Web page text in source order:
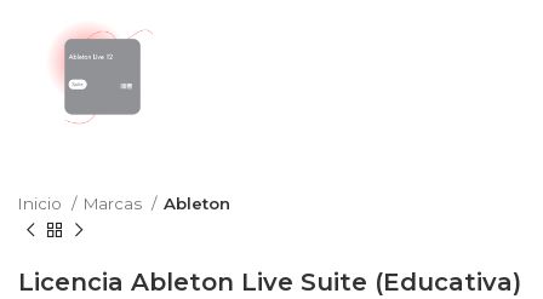
Inicio Marcas Ableton
Licencia Ableton Live Suite (Educativa)